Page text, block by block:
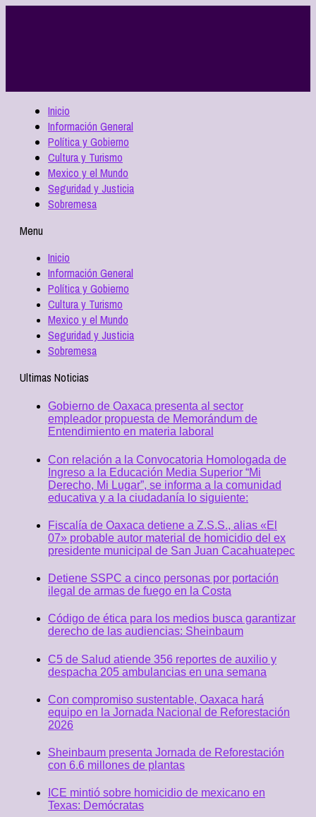
Inicio
Información General
Política y Gobierno
Cultura y Turismo
Mexico y el Mundo
Seguridad y Justicia
Sobremesa
Menu
Inicio
Información General
Política y Gobierno
Cultura y Turismo
Mexico y el Mundo
Seguridad y Justicia
Sobremesa
Ultimas Noticias
Gobierno de Oaxaca presenta al sector
empleador propuesta de Memorándum de
Entendimiento en materia laboral
Con relación a la Convocatoria Homologada de
Ingreso a la Educación Media Superior “Mi
Derecho, Mi Lugar”, se informa a la comunidad
educativa y a la ciudadanía lo siguiente:
Fiscalía de Oaxaca detiene a Z.S.S., alias «El
07» probable autor material de homicidio del ex
presidente municipal de San Juan Cacahuatepec
Detiene SSPC a cinco personas por portación
ilegal de armas de fuego en la Costa
Código de ética para los medios busca garantizar
derecho de las audiencias: Sheinbaum
C5 de Salud atiende 356 reportes de auxilio y
despacha 205 ambulancias en una semana
Con compromiso sustentable, Oaxaca hará
equipo en la Jornada Nacional de Reforestación
2026
Sheinbaum presenta Jornada de Reforestación
con 6.6 millones de plantas
ICE mintió sobre homicidio de mexicano en
Texas: Demócratas